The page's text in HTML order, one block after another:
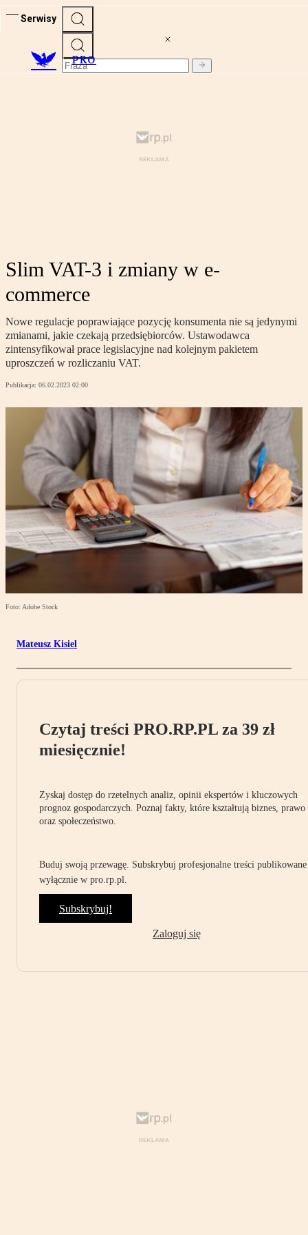
Serwisy
PRO
Slim VAT-3 i zmiany w e-
commerce
Nowe regulacje poprawiające pozycję konsumenta nie są jedynymi
zmianami, jakie czekają przedsiębiorców. Ustawodawca
zintensyfikował prace legislacyjne nad kolejnym pakietem
uproszczeń w rozliczaniu VAT.
Publikacja: 06.02.2023 02:00
Foto: Adobe Stock
Mateusz Kisiel
Czytaj treści PRO.RP.PL za 39 zł
miesięcznie!
Zyskaj dostęp do rzetelnych analiz, opinii ekspertów i kluczowych
prognoz gospodarczych. Poznaj fakty, które kształtują biznes, prawo
oraz społeczeństwo.
Buduj swoją przewagę. Subskrybuj profesjonalne treści publikowane
wyłącznie w pro.rp.pl.
Subskrybuj!
Zaloguj się